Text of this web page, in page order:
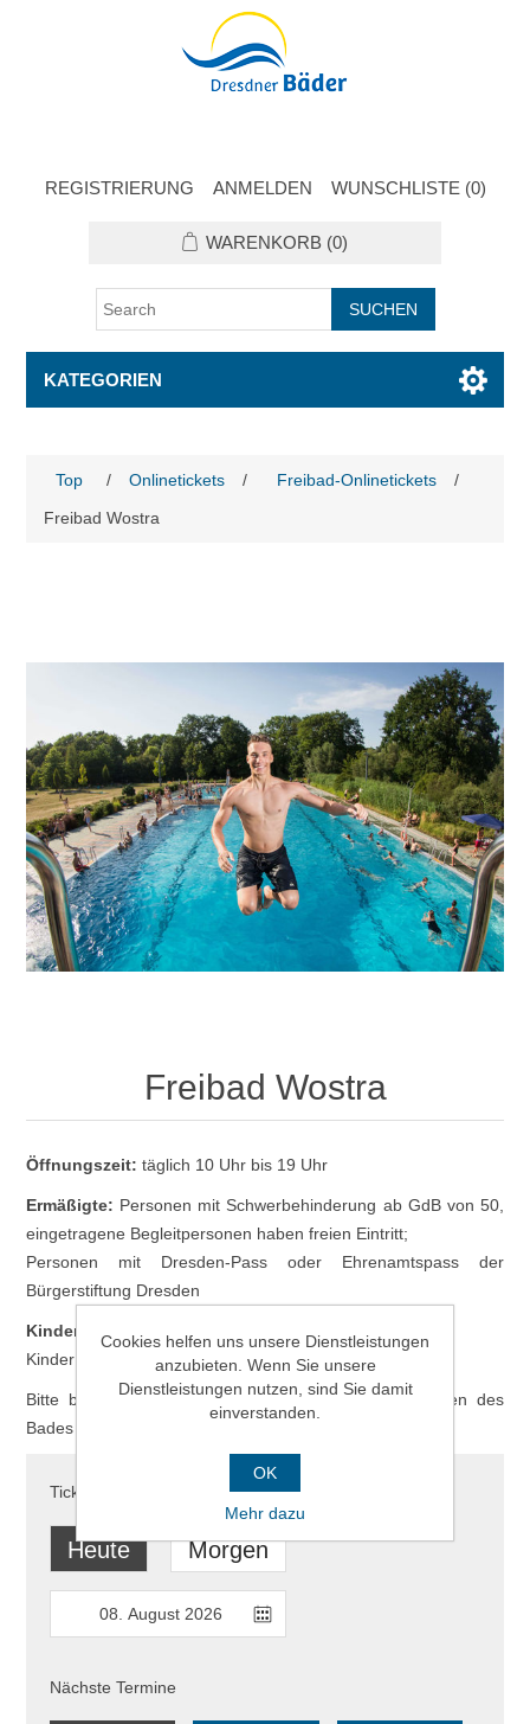
REGISTRIERUNG ANMELDEN WUNSCHLISTE (0)
WARENKORB (0)
KATEGORIEN
Top / Onlinetickets / Freibad-Onlinetickets
/
Freibad Wostra
Freibad Wostra
Öffnungszeit:täglich 10 Uhr bis 19 Uhr
Ermäßigte: Personen mit Schwerbehinderung ab GdB von 50,
eingetragene Begleitpersonen haben freien Eintritt;
Personen mit Dresden-Pass oder Ehrenamtspass der
Bürgerstiftung Dresden
Kinder
Kinder bis 1 m Körpergröße haben freien Eintritt
Bitte bewahren Sie Ihr Online-Ticket bis zum Verlassen des
Bades auf. Es wird am Ausgang benötigt!
Ticketauswahl für
Heute Morgen
Nächste Termine
Cookies helfen uns unsere Dienstleistungen
anzubieten. Wenn Sie unsere
Dienstleistungen nutzen, sind Sie damit
einverstanden.
OK
Mehr dazu